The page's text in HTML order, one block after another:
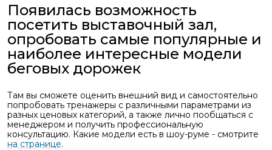
Появилась возможность
посетить выставочный зал,
опробовать самые популярные и
наиболее интересные модели
беговых дорожек
Там вы сможете оценить внешний вид и самостоятельно
попробовать тренажеры с различными параметрами из
разных ценовых категорий, а также лично пообщаться с
менеджером и получить профессиональную
консультацию. Какие модели есть в шоу-руме - смотрите
на странице.